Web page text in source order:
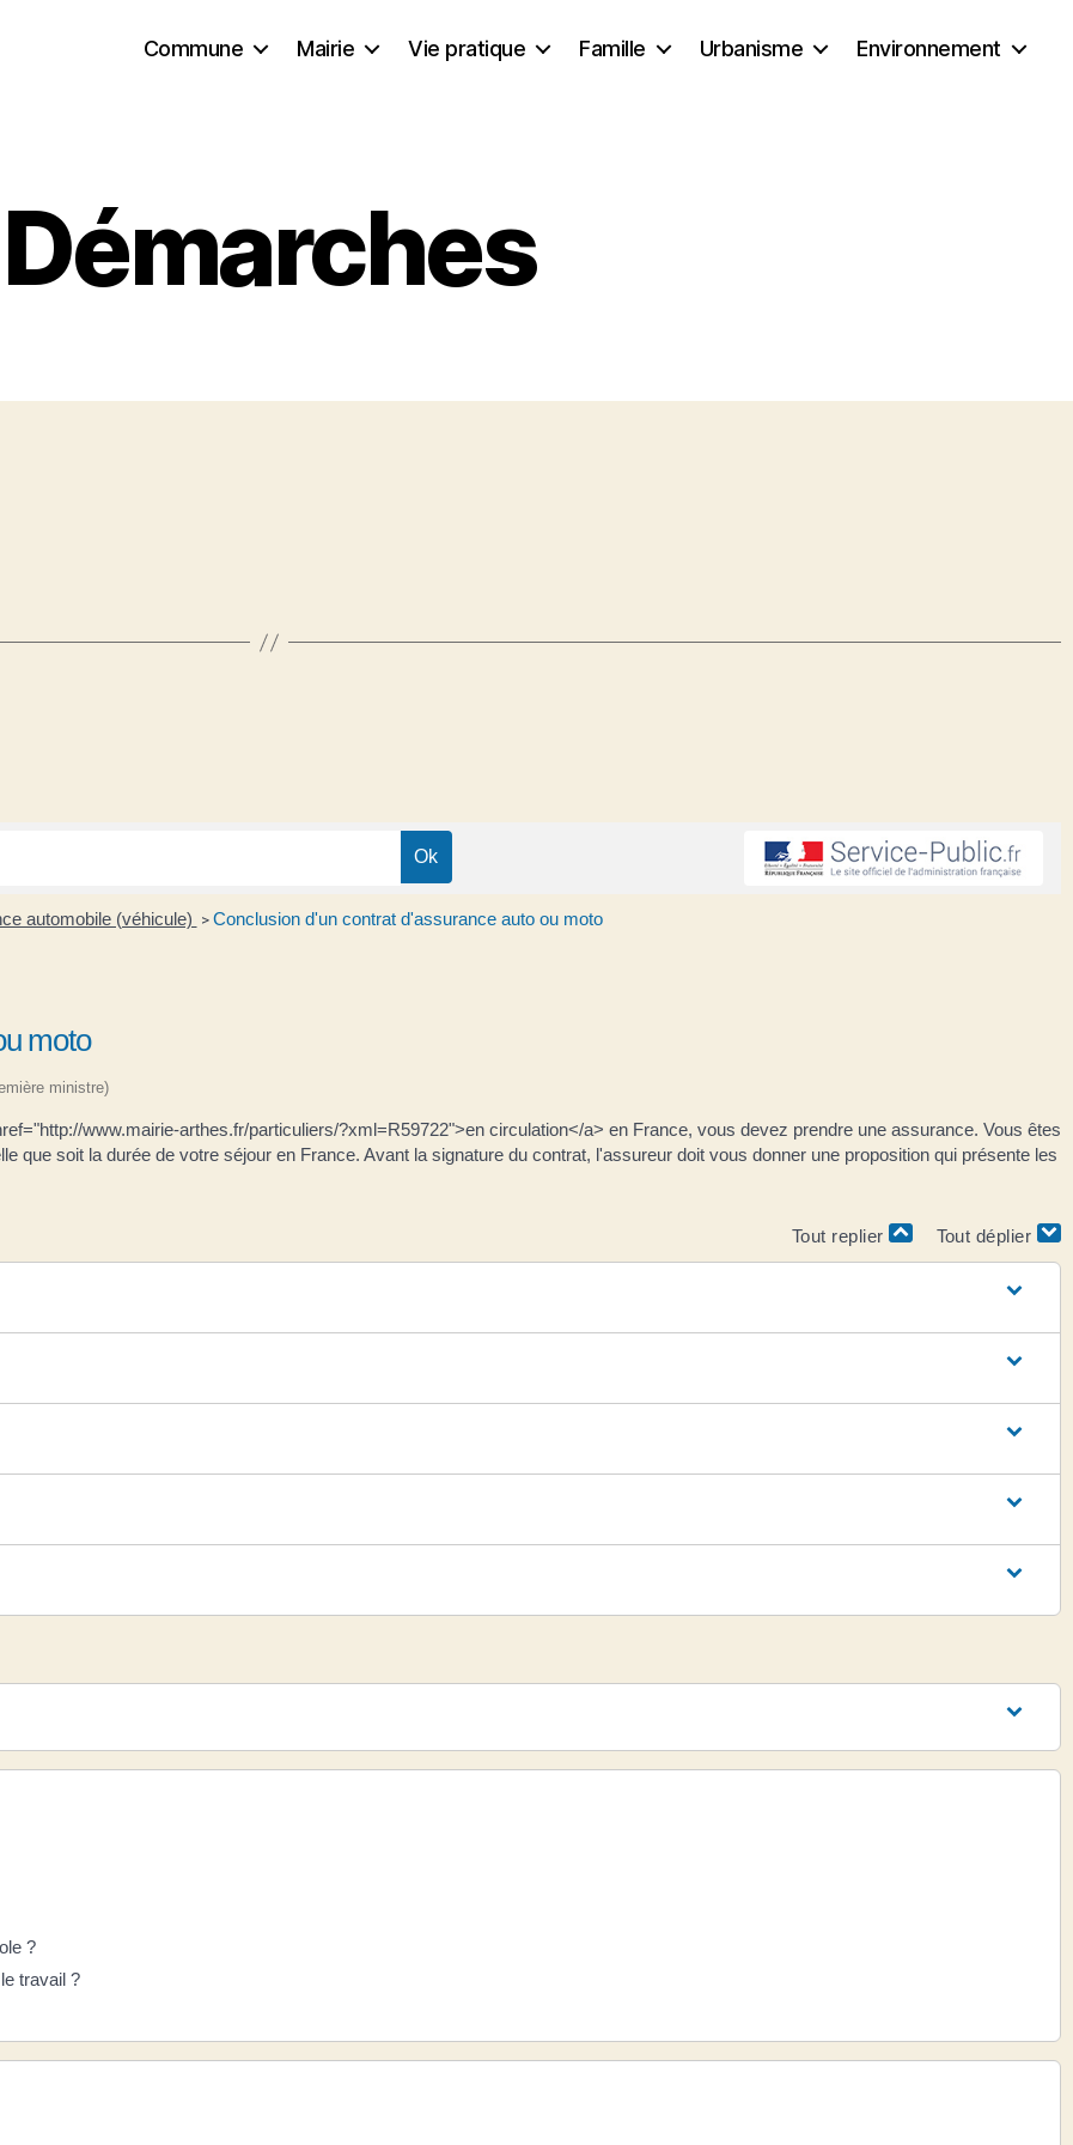
Commune Mairie Vie pratique Famille Urbanisme Environnement
Démarches
automobile (véhicule) > Conclusion d'un contrat d'assurance auto ou moto
moto
ministre)
www.mairie-arthes.fr/particuliers/?xml=R59722">en circulation</a> en France, vous devez prendre une assurance. Vous êtes
que soit la durée de votre séjour en France. Avant la signature du contrat, l'assureur doit vous donner une proposition qui présente les
Tout replier Tout déplier
?
travail ?